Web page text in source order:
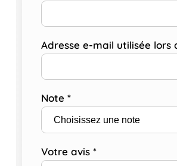
Adresse e-mail utilisée lors
Note *
Votre avis *